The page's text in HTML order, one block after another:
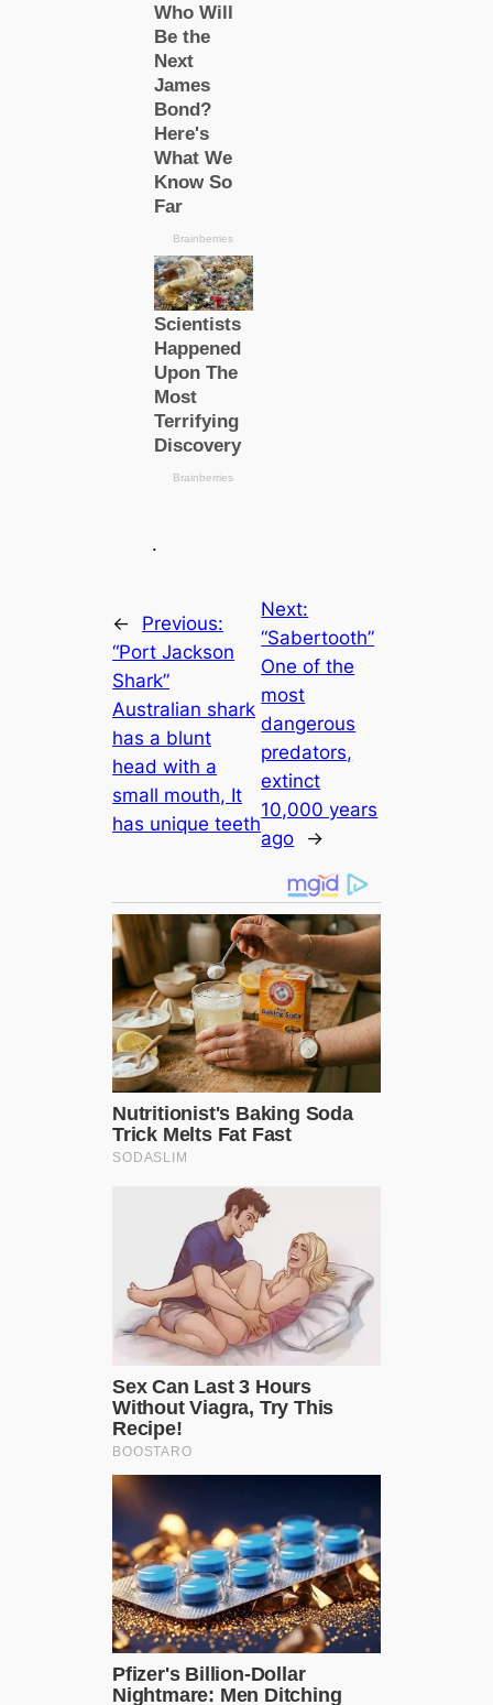
.
←
Previous:
“Port Jackson
Shark”
Australian shark
has a blunt
head with a
small mouth, It
has unique teeth
Next:
“Sabertooth”
One of the
most
dangerous
predators,
extinct
10,000 years
ago
→